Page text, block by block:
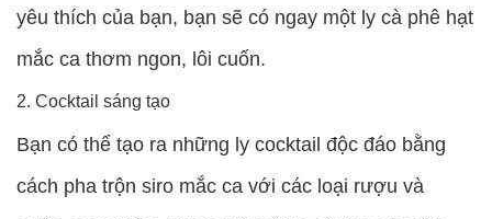
yêu thích của bạn, bạn sẽ có ngay một ly cà phê hạt
mắc ca thơm ngon, lôi cuốn.
2. Cocktail sáng tạo
Bạn có thể tạo ra những ly cocktail độc đáo bằng
cách pha trộn siro mắc ca với các loại rượu và